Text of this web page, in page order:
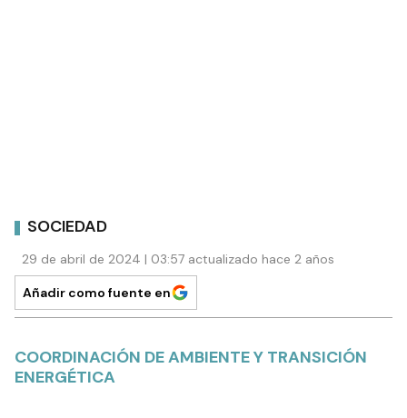
SOCIEDAD
29 de abril de 2024 | 03:57 actualizado hace 2 años
Añadir como fuente en
COORDINACIÓN DE AMBIENTE Y TRANSICIÓN
ENERGÉTICA